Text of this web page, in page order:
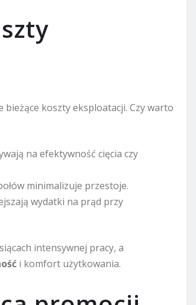
koszty eksploatacji. Czy warto
na efektywność cięcia czy
minimalizuje przestoje.
wydatki na prąd przy
intensywnej pracy, a
i komfort użytkowania.